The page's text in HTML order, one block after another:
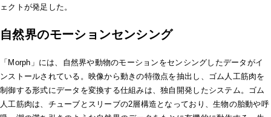
ェクトが発足した。
自然界のモーションセンシング
「Morph」には、自然界や動物のモーションをセンシングしたデータがイ
ンストールされている。映像から動きの特徴点を抽出し、ゴム人工筋肉を
制御する形式にデータを変換する仕組みは、独自開発したシステム。ゴム
人工筋肉は、チューブとスリーブの2層構造となっており、生物の胎動や呼